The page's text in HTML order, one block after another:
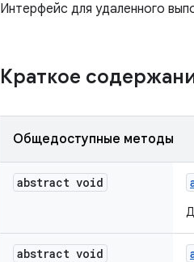
Интерфейс для удаленного
Краткое
Общедоступные методы
abstract void
abstract void